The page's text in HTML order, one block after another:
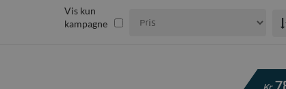
Vis kun
kampagne